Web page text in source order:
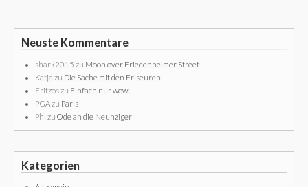
Neuste Kommentare
shark2015 zu Moon over Friedenheimer Street
Katja zu Die Sache mit den Friseuren
Fritzoszu Einfach nur wow!
PGAzu Paris
Phi zu Ode an die Neunziger
Kategorien